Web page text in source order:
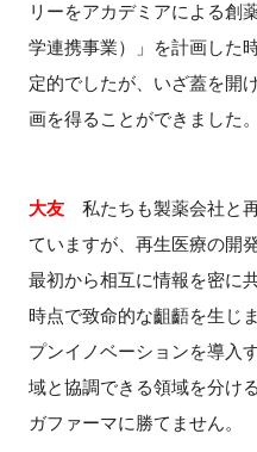
リーをアカデミアによる創
学連携事業）」を計画した
定的でしたが、いざ蓋を開
画を得ることができました。
大友私たちも製薬会社と再
ていますが、再生医療の開
最初から相互に情報を密に
時点で致命的な齟齬を生じ
プンイノベーションを導入
域と協調できる領域を分け
ガファーマに勝てません。